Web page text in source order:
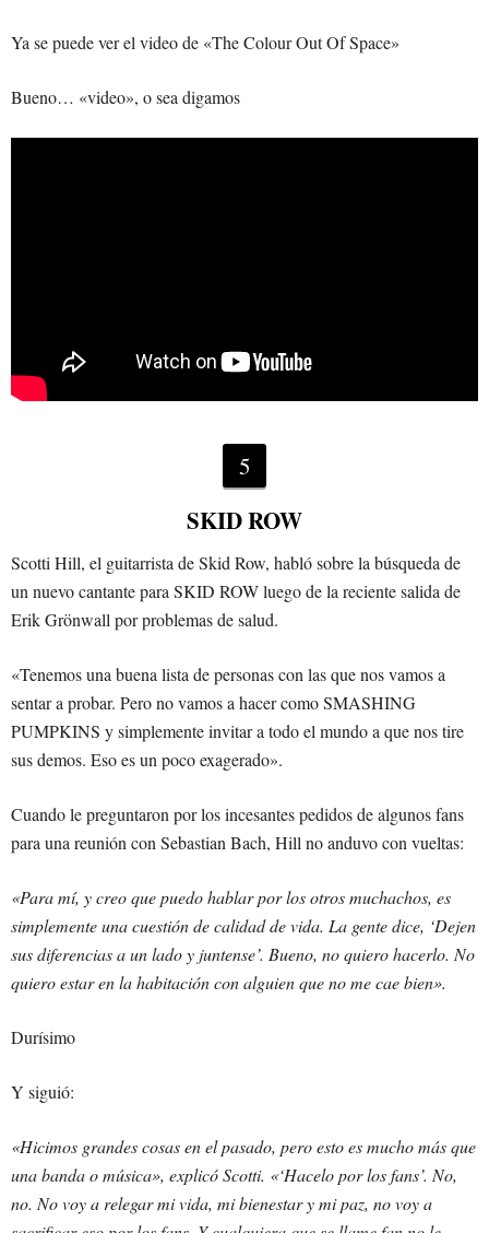
Ya se puede ver el video de «The Colour Out Of Space»
Bueno… «video», o sea digamos
5
SKID ROW
Scotti Hill, el guitarrista de Skid Row, habló sobre la búsqueda de
un nuevo cantante para SKID ROW luego de la reciente salida de
Erik Grönwall por problemas de salud.
«Tenemos una buena lista de personas con las que nos vamos a
sentar a probar. Pero no vamos a hacer como SMASHING
PUMPKINS y simplemente invitar a todo el mundo a que nos tire
sus demos. Eso es un poco exagerado».
Cuando le preguntaron por los incesantes pedidos de algunos fans
para una reunión con Sebastian Bach, Hill no anduvo con vueltas:
«Para mí, y creo que puedo hablar por los otros muchachos, es
simplemente una cuestión de calidad de vida. La gente dice, ‘Dejen
sus diferencias a un lado y juntense’. Bueno, no quiero hacerlo. No
quiero estar en la habitación con alguien que no me cae bien».
Durísimo
Y siguió:
«Hicimos grandes cosas en el pasado, pero esto es mucho más que
una banda o música», explicó Scotti. «‘Hacelo por los fans’. No,
no. No voy a relegar mi vida, mi bienestar y mi paz, no voy a